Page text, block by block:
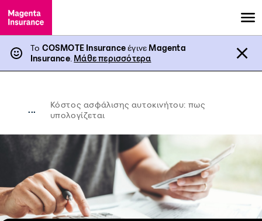
Το COSMOTE InsuranceέγινεMagenta
Insurance. Μάθε περισσότερα
...
Κόστος ασφάλισης αυτοκινήτου: πως
υπολογίζεται